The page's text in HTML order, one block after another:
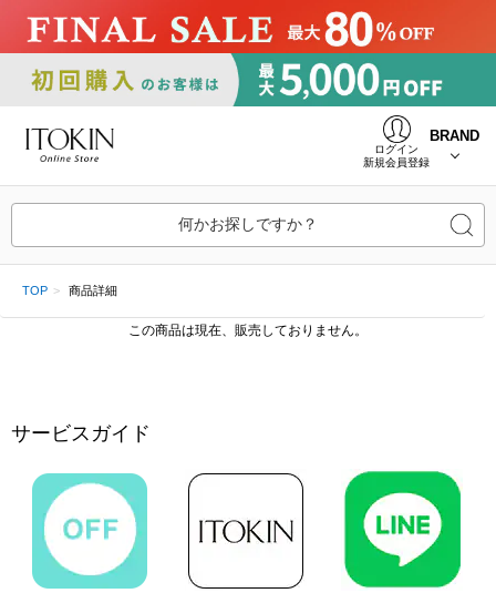
ログイン
新規会員登録
BRAND
何かお探しですか？
TOP 商品詳細
この商品は現在、販売しておりません。
サービスガイド